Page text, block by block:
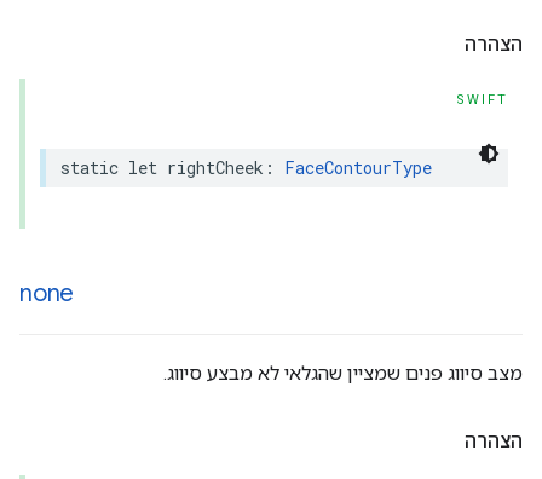
הצהרה
SWIFT
static let rightCheek : FaceContourType
none
מצב סיווג פנים שמציין שהגלאי לא מבצע סיווג.
הצהרה